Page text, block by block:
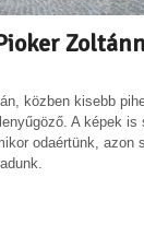
közben kisebb
A képek is
odaértünk, azon